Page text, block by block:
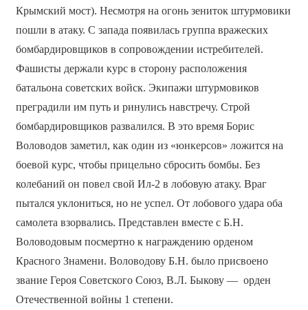
Крымский мост). Несмотря на огонь зениток штурмовики
пошли в атаку. С запада появилась группа вражеских
бомбардировщиков в сопровождении истребителей.
Фашисты держали курс в сторону расположения
батальона советских войск. Экипажи штурмовиков
преградили им путь и ринулись навстречу. Строй
бомбардировщиков развалился. В это время Борис
Воловодов заметил, как один из «юнкерсов» ложится на
боевой курс, чтобы прицельно сбросить бомбы. Без
колебаний он повел свой Ил-2 в лобовую атаку. Враг
пытался уклониться, но не успел. От лобового удара оба
самолета взорвались. Представлен вместе с Б.Н.
Воловодовым посмертно к награждению орденом
Красного Знамени. Воловодову Б.Н. было присвоено
звание Героя Советского Союз, В.Л. Быкову — орден
Отечественной войны 1 степени.